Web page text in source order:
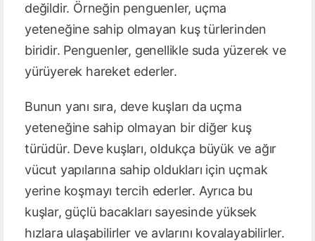
değildir. Örneğin penguenler, uçma
yeteneğine sahip olmayan kuş türlerinden
biridir. Penguenler, genellikle suda yüzerek ve
yürüyerek hareket ederler.
Bunun yanı sıra, deve kuşları da uçma
yeteneğine sahip olmayan bir diğer kuş
türüdür. Deve kuşları, oldukça büyük ve ağır
vücut yapılarına sahip oldukları için uçmak
yerine koşmayı tercih ederler. Ayrıca bu
kuşlar, güçlü bacakları sayesinde yüksek
hızlara ulaşabilirler ve avlarını kovalayabilirler.